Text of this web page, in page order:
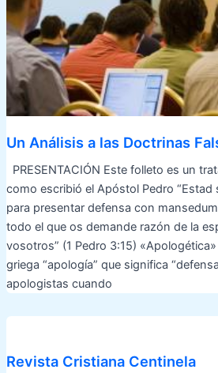
Un Análisis a las Doctrinas
PRESENTACIÓN Este folleto es un
como escribió el Apóstol Pedro “Estad
para presentar defensa con
todo el que os demande razón de la
vosotros” (1 Pedro 3:15)
griega “apología” que significa
apologistas cuando
Revista Cristiana Centinela